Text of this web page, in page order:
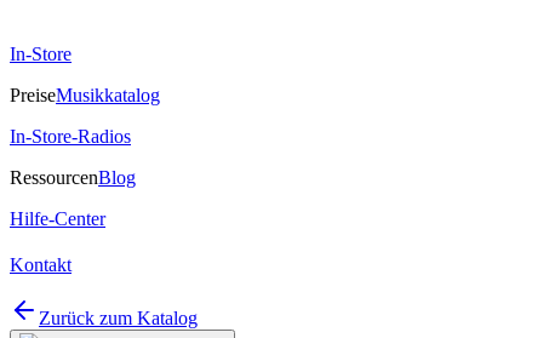
In-Store
PreiseMusikkatalog
In-Store-Radios
RessourcenBlog
Hilfe-Center
Kontakt
Zurück zum Katalog